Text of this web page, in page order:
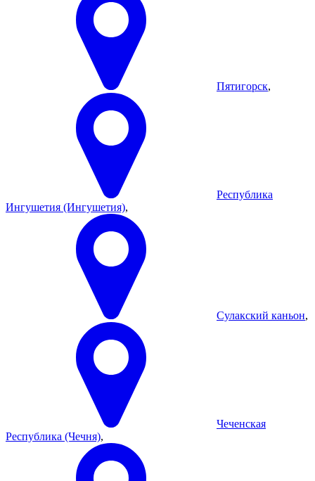
Пятигорск,
Республика
Ингушетия (Ингушетия),
Сулакский каньон,
Чеченская
Республика (Чечня),